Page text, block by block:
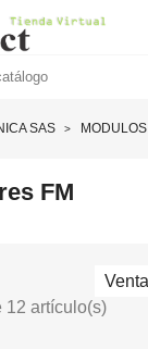
SAS MODULOS
FM
12 artículo(s)